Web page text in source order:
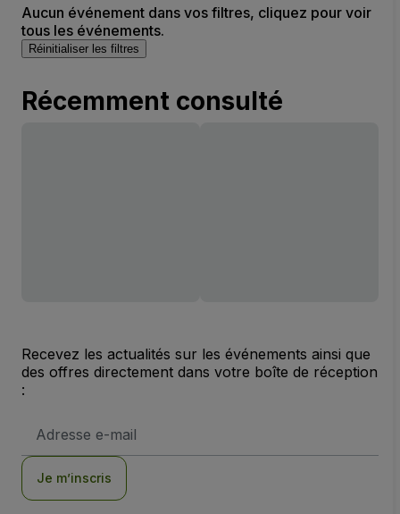
Aucun événement dans vos filtres, cliquez pour voir
tous les événements.
Réinitialiser les filtres
Récemment consulté
Recevez les actualités sur les événements ainsi que
des offres directement dans votre boîte de réception
:
e-
Je m’inscris